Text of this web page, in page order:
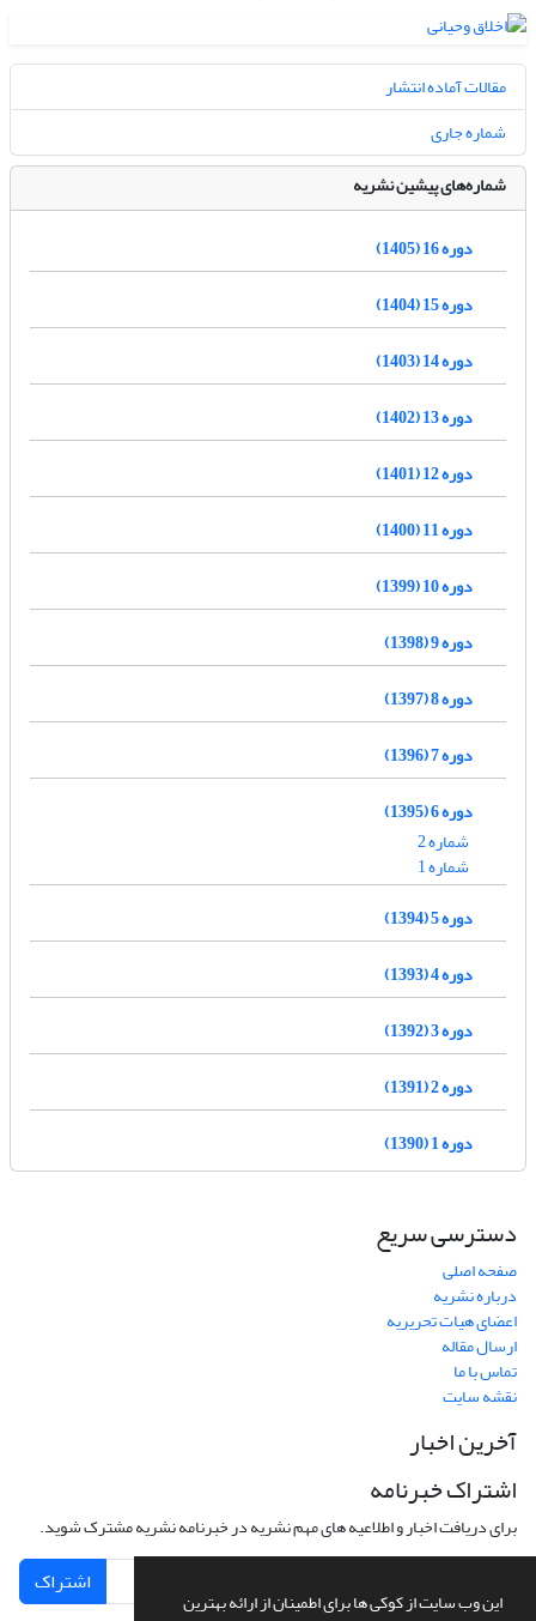
این وب سایت از کوکی ها برای اطمینان از ارائه بهترین
مقالات آماده انتشار
شماره جاری
شماره‌های پیشین نشریه
دوره 16 (1405)
دوره 15 (1404)
دوره 14 (1403)
دوره 13 (1402)
دوره 12 (1401)
دوره 11 (1400)
دوره 10 (1399)
دوره 9 (1398)
دوره 8 (1397)
دوره 7 (1396)
دوره 6 (1395)
شماره 2
شماره 1
دوره 5 (1394)
دوره 4 (1393)
دوره 3 (1392)
دوره 2 (1391)
دوره 1 (1390)
دسترسی سریع
صفحه اصلی
درباره نشریه
اعضای هیات تحریریه
ارسال مقاله
تماس با ما
نقشه سایت
آخرین اخبار
اشتراک خبرنامه
برای دریافت اخبار و اطلاعیه های مهم نشریه در خبرنامه نشریه مشترک شوید.
اشتراک